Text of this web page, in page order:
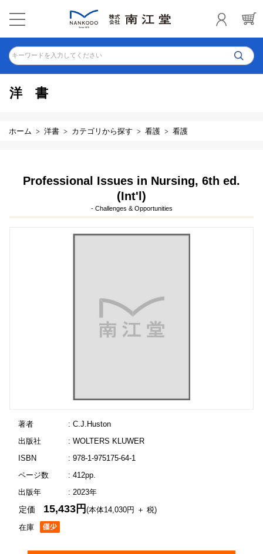
キーワードを入力してください
洋書
ホーム 洋書 カテゴリから探す 看護 看護
Professional Issues in Nursing, 6th ed.
(Int'l)
- Challenges & Opportunities
著者
: C.J.Huston
出版社
: WOLTERS KLUWER
ISBN
: 978-1-975175-64-1
ページ数
: 412pp.
出版年
: 2023年
在庫
定価 15,433円(本体14,030円 ＋ 税)